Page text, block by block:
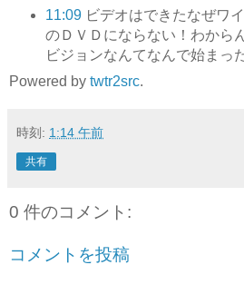
11:09 ビデオはできたなぜワ
のＤＶＤにならない！わから
ビジョンなんてなんで始まっ
Powered by twtr2src.
時刻: 1:14 午前
共有
0 件のコメント:
コメントを投稿